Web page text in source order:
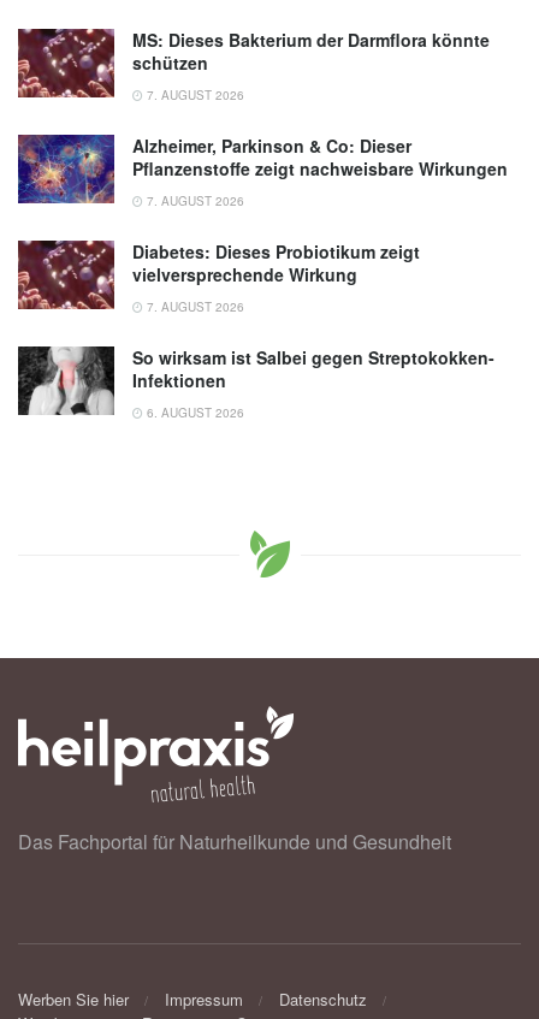
MS: Dieses Bakterium der Darmflora könnte
schützen
7. AUGUST 2026
Alzheimer, Parkinson & Co: Dieser
Pflanzenstoffe zeigt nachweisbare Wirkungen
7. AUGUST 2026
Diabetes: Dieses Probiotikum zeigt
vielversprechende Wirkung
7. AUGUST 2026
So wirksam ist Salbei gegen Streptokokken-
Infektionen
6. AUGUST 2026
Das Fachportal für Naturheilkunde und Gesundheit
Werben Sie hier Impressum
Datenschutz